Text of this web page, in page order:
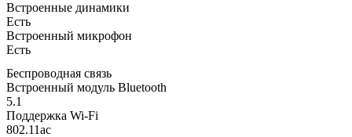
Встроенные динамики
Есть
Встроенный микрофон
Есть
Беспроводная связь
Встроенный модуль Bluetooth
5.1
Поддержка Wi-Fi
802.11ac